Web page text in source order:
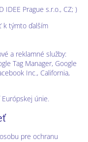
IDEE Prague s.r.o., CZ; )
k týmto ďalším
a reklamné služby:
Tag Manager, Google
Inc., California,
únie.
pre ochranu